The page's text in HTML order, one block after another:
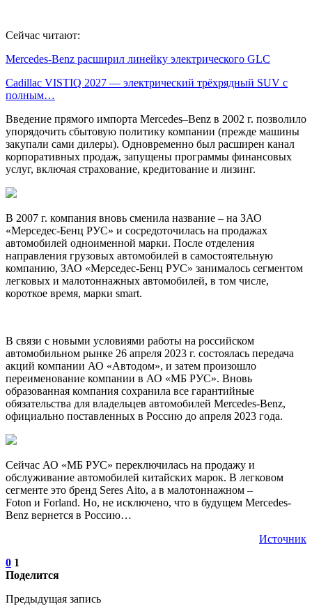
Сейчас читают:
Mercedes-Benz расширил линейку электрического GLC
Cadillac VISTIQ 2027 — электрический трёхрядный SUV с
полным…
Введение прямого импорта Mercedes–Benz в 2002 г. позволило
упорядочить сбытовую политику компании (прежде машины
закупали сами дилеры). Одновременно был расширен канал
корпоративных продаж, запущены программы финансовых
услуг, включая страхование, кредитование и лизинг.
В 2007 г. компания вновь сменила название ­– на ЗАО
«Мерседес-Бенц РУС» и сосредоточилась на продажах
автомобилей одноименной марки. После отделения
направления грузовых автомобилей в самостоятельную
компанию, ЗАО «Мерседес-Бенц РУС» занималось сегментом
легковых и малотоннажных автомобилей, в том числе,
короткое время, марки smart.
В связи с новыми условиями работы на российском
автомобильном рынке 26 апреля 2023 г. состоялась передача
акций компании АО «Автодом», и затем произошло
переименование компании в АО «МБ РУС». Вновь
образованная компания сохранила все гарантийные
обязательства для владельцев автомобилей Mercedes-Benz,
официально поставленных в Россию до апреля 2023 года.
Сейчас АО «МБ РУС» переключилась на продажу и
обслуживание автомобилей китайских марок. В легковом
сегменте это бренд Seres Aito, а в малотоннажном –
Foton и Forland. Но, не исключено, что в будущем Mercedes-
Benz вернется в Россию…
Источник
0 1
Поделится
Предыдущая запись